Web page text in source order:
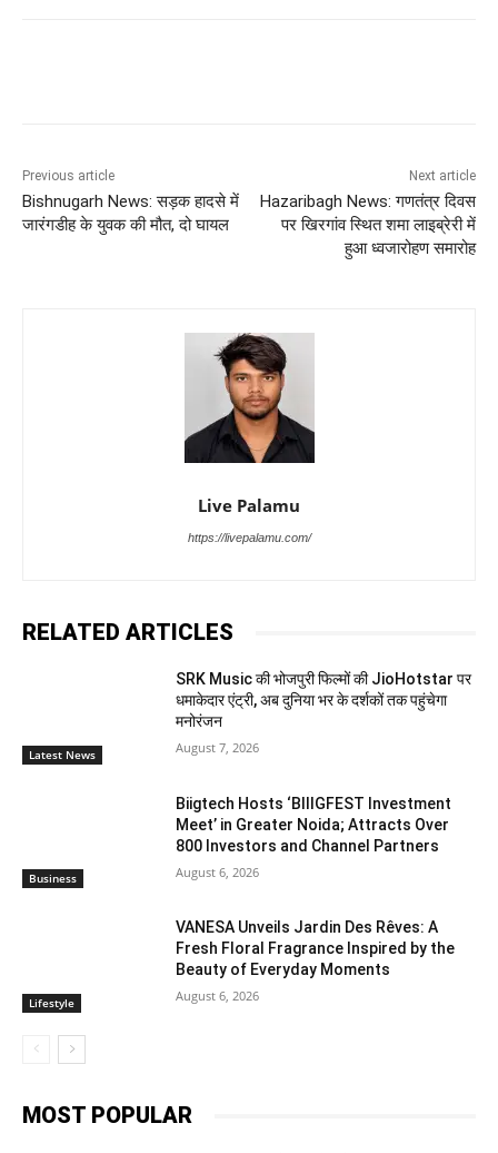
Previous article
Bishnugarh News: सड़क हादसे में
जारंगडीह के युवक की मौत, दो घायल
Next article
Hazaribagh News: गणतंत्र दिवस
पर खिरगांव स्थित शमा लाइब्रेरी में
हुआ ध्वजारोहण समारोह
Live Palamu
https://livepalamu.com/
RELATED ARTICLES
Latest News
SRK Music की भोजपुरी फिल्मों की JioHotstar पर
धमाकेदार एंट्री, अब दुनिया भर के दर्शकों तक पहुंचेगा
मनोरंजन
August 7, 2026
Business
Biigtech Hosts ‘BIIIGFEST Investment
Meet’ in Greater Noida; Attracts Over
800 Investors and Channel Partners
August 6, 2026
Lifestyle
VANESA Unveils Jardin Des Rêves: A
Fresh Floral Fragrance Inspired by the
Beauty of Everyday Moments
August 6, 2026
MOST POPULAR